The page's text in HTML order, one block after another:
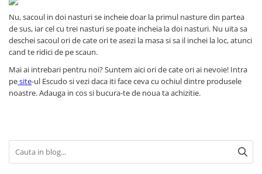
Nu, sacoul in doi nasturi se incheie doar la primul nasture din partea
de sus, iar cel cu trei nasturi se poate incheia la doi nasturi. Nu uita sa
deschei sacoul ori de cate ori te asezi la masa si sa il inchei la loc, atunci
cand te ridici de pe scaun.
Mai ai intrebari pentru noi? Suntem aici ori de cate ori ai nevoie! Intra
pesite-ul Escudo si vezi daca iti face ceva cu ochiul dintre produsele
noastre. Adauga in cos si bucura-te de noua ta achizitie.